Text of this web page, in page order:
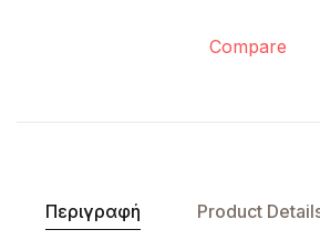
Compare
Περιγραφή Product